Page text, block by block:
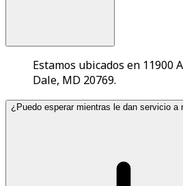
Estamos ubicados en 11900
Dale, MD 20769.
¿Puedo esperar mientras le dan servicio a